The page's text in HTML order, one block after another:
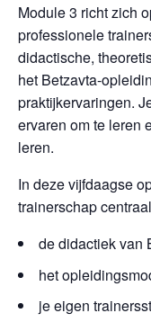
Module 3 richt zich
professionele
didactische,
het Betzavta-
praktijkervaringen.
ervaren om te leren
leren.
In deze vijfdaagse
trainerschap
de didactiek van
het
je eigen